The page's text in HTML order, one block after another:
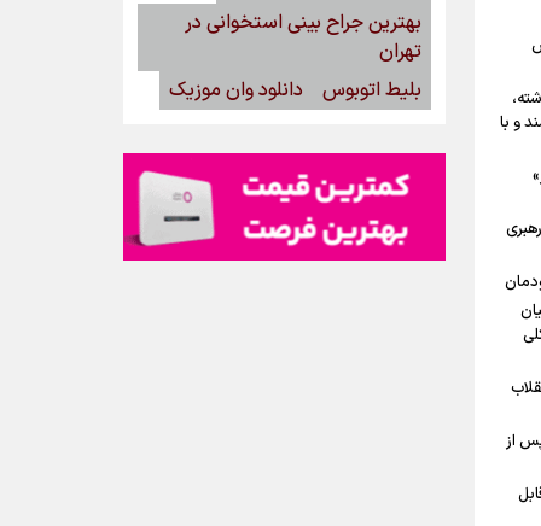
و با
از
بهترین جراح بینی استخوانی در
تهران
بلیط اتوبوس
دانلود وان موزیک